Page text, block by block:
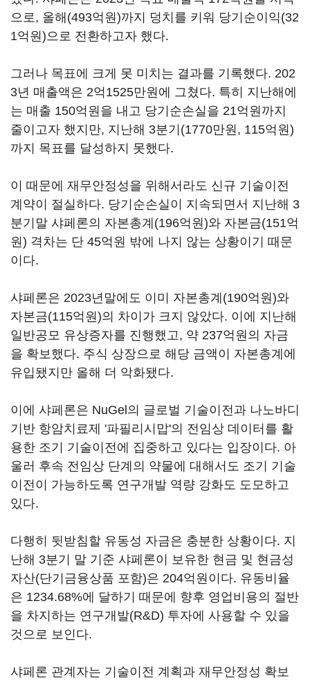
으로, 올해(493억원)까지 덩치를 키워 당기순이익(32
1억원)으로 전환하고자 했다.
그러나 목표에 크게 못 미치는 결과를 기록했다. 202
3년 매출액은 2억1525만원에 그쳤다. 특히 지난해에
는 매출 150억원을 내고 당기순손실을 21억원까지
줄이고자 했지만, 지난해 3분기(1770만원, 115억원)
까지 목표를 달성하지 못했다.
이 때문에 재무안정성을 위해서라도 신규 기술이전
계약이 절실하다. 당기순손실이 지속되면서 지난해 3
분기말 샤페론의 자본총계(196억원)와 자본금(151억
원) 격차는 단 45억원 밖에 나지 않는 상황이기 때문
이다.
샤페론은 2023년말에도 이미 자본총계(190억원)와
자본금(115억원)의 차이가 크지 않았다. 이에 지난해
일반공모 유상증자를 진행했고, 약 237억원의 자금
을 확보했다. 주식 상장으로 해당 금액이 자본총계에
유입됐지만 올해 더 악화됐다.
이에 샤페론은 NuGel의 글로벌 기술이전과 나노바디
기반 항암치료제 '파필리시맙'의 전임상 데이터를 활
용한 조기 기술이전에 집중하고 있다는 입장이다. 아
울러 후속 전임상 단계의 약물에 대해서도 조기 기술
이전이 가능하도록 연구개발 역량 강화도 도모하고
있다.
다행히 뒷받침할 유동성 자금은 충분한 상황이다. 지
난해 3분기 말 기준 샤페론이 보유한 현금 및 현금성
자산(단기금융상품 포함)은 204억원이다. 유동비율
은 1234.68%에 달하기 때문에 향후 영업비용의 절반
을 차지하는 연구개발(R&D) 투자에 사용할 수 있을
것으로 보인다.
샤페론 관계자는 기술이전 계획과 재무안정성 확보